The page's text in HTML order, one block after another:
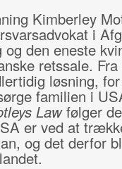
Kimberley
i
den eneste
retssale.
løsning,
familien i
Lawfølger
er ved at
og det derfor